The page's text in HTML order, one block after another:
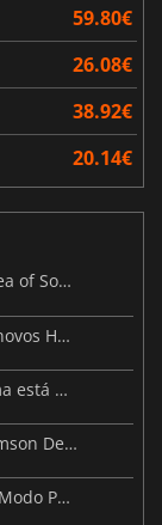
59.80€
26.08€
38.92€
20.14€
Hollow Knight: Silksong prepara-se para Sea of Sorrow com um patch
A Invasão dos Illuminados: Conquistar os novos Helldivers 2 Atualização!
GTA VI: Para além dos atrasos, a obra-prima está quase a chegar
Pearl Abyss revela imagens de jogo de Crimson Desert para a PS5
A atualização da Nintendo Switch 2 traz o Modo Portátil aos jogos mais antigos da Switch